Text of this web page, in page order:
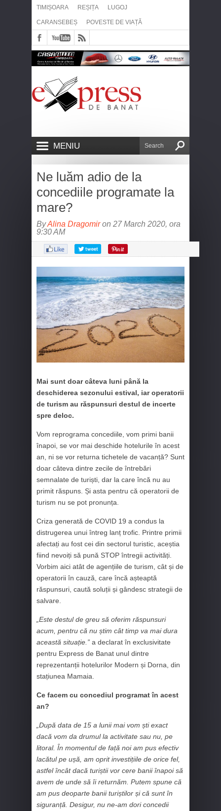
TIMIȘOARA REȘIȚA LUGOJ
CARANSEBEȘ POVESTE DE VIAȚĂ
MENIU
Ne luăm adio de la
concediile programate la
mare?
ByAlina Dragomiron 27 March 2020, ora
9:30 AM
Mai sunt doar câteva luni până la
deschiderea sezonului estival, iar operatorii
de turism au răspunsuri destul de incerte
spre deloc.
Vom reprograma concediile, vom primi banii
înapoi, se vor mai deschide hotelurile în acest
an, ni se vor returna tichetele de vacanță? Sunt
doar câteva dintre zecile de întrebări
semnalate de turiști, dar la care încă nu au
primit răspuns. Și asta pentru că operatorii de
turism nu se pot pronunța.
Criza generată de COVID 19 a condus la
distrugerea unui întreg lanț trofic. Printre primii
afectați au fost cei din sectorul turistic, aceștia
fiind nevoiți să pună STOP întregii activități.
Vorbim aici atât de agențiile de turism, cât și de
operatorii în cauză, care încă așteaptă
răspunsuri, caută soluții și gândesc strategii de
salvare.
„Este destul de greu să oferim răspunsuri
acum, pentru că nu știm cât timp va mai dura
această situație.” a declarat în exclusivitate
pentru Express de Banat unul dintre
reprezentanții hotelurilor Modern și Dorna, din
stațiunea Mamaia.
Ce facem cu concediul programat în acest
an?
„După data de 15 a lunii mai vom ști exact
dacă vom da drumul la activitate sau nu, pe
litoral. În momentul de față noi am pus efectiv
lacătul pe ușă, am oprit investițiile de orice fel,
astfel încât dacă turiștii vor cere banii înapoi să
avem de unde să îi returnăm. Putem spune că
am pus deoparte banii turiștilor și că sunt în
siguranță. Desigur, nu ne-am dori concedii